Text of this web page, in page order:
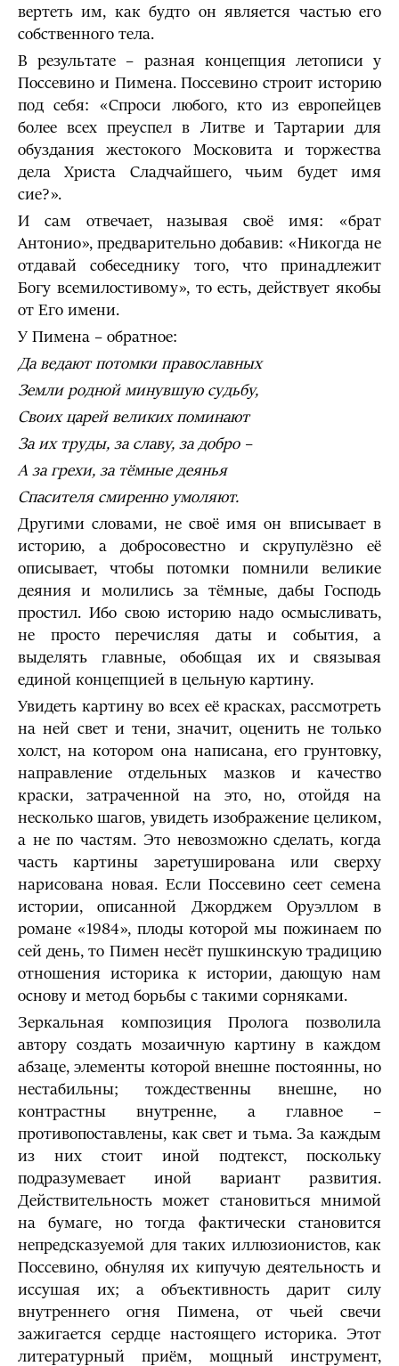
вертеть им, как будто он является частью его
собственного тела.
В результате – разная концепция летописи у
Поссевино и Пимена. Поссевино строит историю
под себя: «Спроси любого, кто из европейцев
более всех преуспел в Литве и Тартарии для
обуздания жестокого Московита и торжества
дела Христа Сладчайшего, чьим будет имя
сие?».
И сам отвечает, называя своё имя: «брат
Антонио», предварительно добавив: «Никогда не
отдавай собеседнику того, что принадлежит
Богу всемилостивому», то есть, действует якобы
от Его имени.
У Пимена – обратное:
Да ведают потомки православных
Земли родной минувшую судьбу,
Своих царей великих поминают
За их труды, за славу, за добро –
А за грехи, за тёмные деянья
Спасителя смиренно умоляют.
Другими словами, не своё имя он вписывает в
историю, а добросовестно и скрупулёзно её
описывает, чтобы потомки помнили великие
деяния и молились за тёмные, дабы Господь
простил. Ибо свою историю надо осмысливать,
не просто перечисляя даты и события, а
выделять главные, обобщая их и связывая
единой концепцией в цельную картину.
Увидеть картину во всех её красках, рассмотреть
на ней свет и тени, значит, оценить не только
холст, на котором она написана, его грунтовку,
направление отдельных мазков и качество
краски, затраченной на это, но, отойдя на
несколько шагов, увидеть изображение целиком,
а не по частям. Это невозможно сделать, когда
часть картины заретуширована или сверху
нарисована новая. Если Поссевино сеет семена
истории, описанной Джорджем Оруэллом в
романе «1984», плоды которой мы пожинаем по
сей день, то Пимен несёт пушкинскую традицию
отношения историка к истории, дающую нам
основу и метод борьбы с такими сорняками.
Зеркальная композиция Пролога позволила
автору создать мозаичную картину в каждом
абзаце, элементы которой внешне постоянны, но
нестабильны; тождественны внешне, но
контрастны внутренне, а главное –
противопоставлены, как свет и тьма. За каждым
из них стоит иной подтекст, поскольку
подразумевает иной вариант развития.
Действительность может становиться мнимой
на бумаге, но тогда фактически становится
непредсказуемой для таких иллюзионистов, как
Поссевино, обнуляя их кипучую деятельность и
иссушая их; а объективность дарит силу
внутреннего огня Пимена, от чьей свечи
зажигается сердце настоящего историка. Этот
литературный приём, мощный инструмент,